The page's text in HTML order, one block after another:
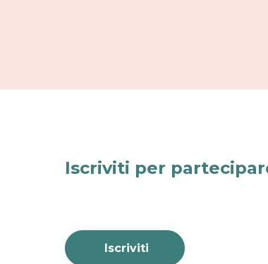
Iscriviti per
Iscriviti